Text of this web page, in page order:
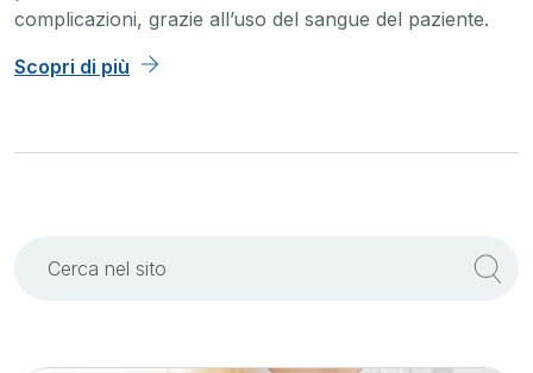
complicazioni, grazie all’uso del sangue del paziente.
Scopri di più